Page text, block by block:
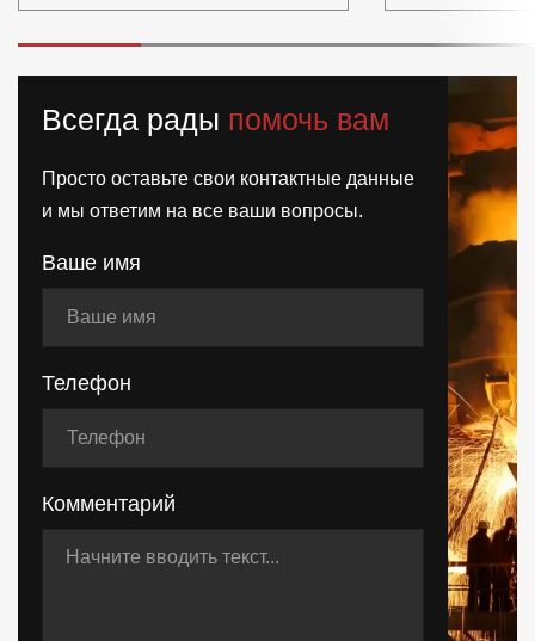
Всегда рады помочь вам
Просто оставьте свои контактные данные
и мы ответим на все ваши вопросы.
Ваше имя
Телефон
Комментарий